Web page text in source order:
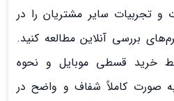
و تجربیات سایر مشتریان را در
بررسی آنلاین مطالعه کنید.
خرید قسطی موبایل و نحوه
صورت کاملاً شفاف و واضح در